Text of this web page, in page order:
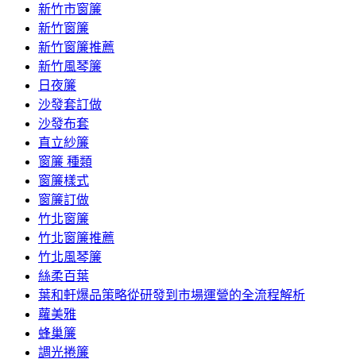
新竹市窗簾
新竹窗簾
新竹窗簾推薦
新竹風琴簾
日夜簾
沙發套訂做
沙發布套
直立紗簾
窗簾 種類
窗簾樣式
窗簾訂做
竹北窗簾
竹北窗簾推薦
竹北風琴簾
絲柔百葉
葉和軒爆品策略從研發到市場運營的全流程解析
蘿美雅
蜂巢簾
調光捲簾